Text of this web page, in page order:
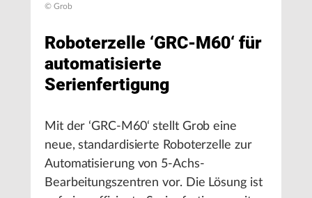
© Grob
Roboterzelle ‘GRC-M60‘ für
automatisierte
Serienfertigung
Mit der ‘GRC-M60‘ stellt Grob eine
neue, standardisierte Roboterzelle zur
Automatisierung von 5-Achs-
Bearbeitungszentren vor. Die Lösung ist